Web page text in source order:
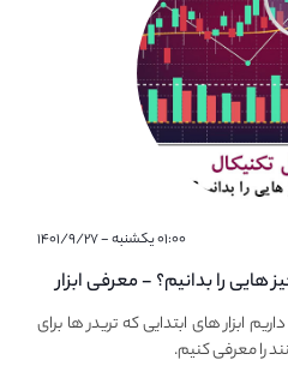
۰۱:۰۰ یکشنبه - ۱۴۰۱/۹/۲۷
برای تحلیل تکنیکال باید چه چیز هایی را بدانیم؟ - معرفی ابزار
ابزار های ابتدایی که تریدر ها برای
را معرفی کنیم.